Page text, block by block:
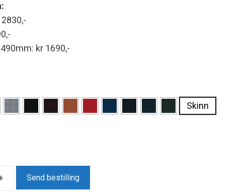
kr 1690,-
Skinn
Send bestilling